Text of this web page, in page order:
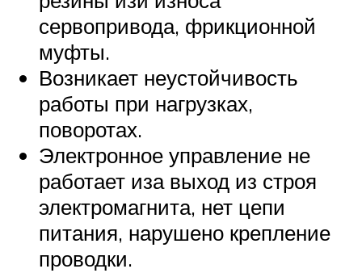
сервопривода, фрикционной
муфты.
Возникает неустойчивость
работы при нагрузках,
поворотах.
Электронное управление не
работает иза выход из строя
электромагнита, нет цепи
питания, нарушено крепление
проводки.